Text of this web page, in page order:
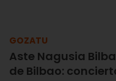
GOZATU
Aste Nagusia
de Bilbao: